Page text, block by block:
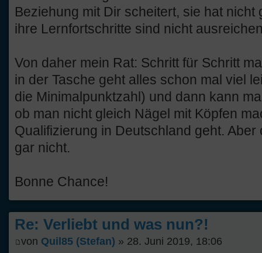
Beziehung mit Dir scheitert, sie hat
ihre Lernfortschritte sind nicht
Von daher mein Rat: Schritt für Schritt
in der Tasche geht alles schon mal viel
die Minimalpunktzahl) und dann kann
ob man nicht gleich Nägel mit Köpfen
Qualifizierung in Deutschland geht.
gar nicht.
Bonne Chance!
Re: Verliebt und was nun?!
von Quil85 (Stefan) » 28. Juni 2019, 18:06